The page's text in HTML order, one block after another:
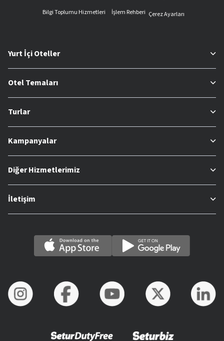
Bilgi Toplumu Hizmetleri
İşlem Rehberi Çerez Ayarları
Yurt İçi Oteller
Otel Temaları
Turlar
Kampanyalar
Diğer Hizmetlerimiz
İletişim